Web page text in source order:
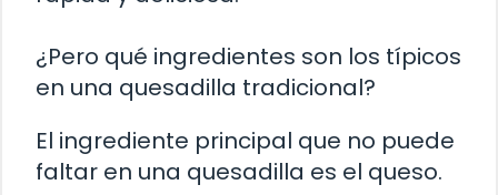
¿Pero qué ingredientes son los típicos
en una quesadilla tradicional?
El ingrediente principal que no puede
faltar en una quesadilla es el queso.